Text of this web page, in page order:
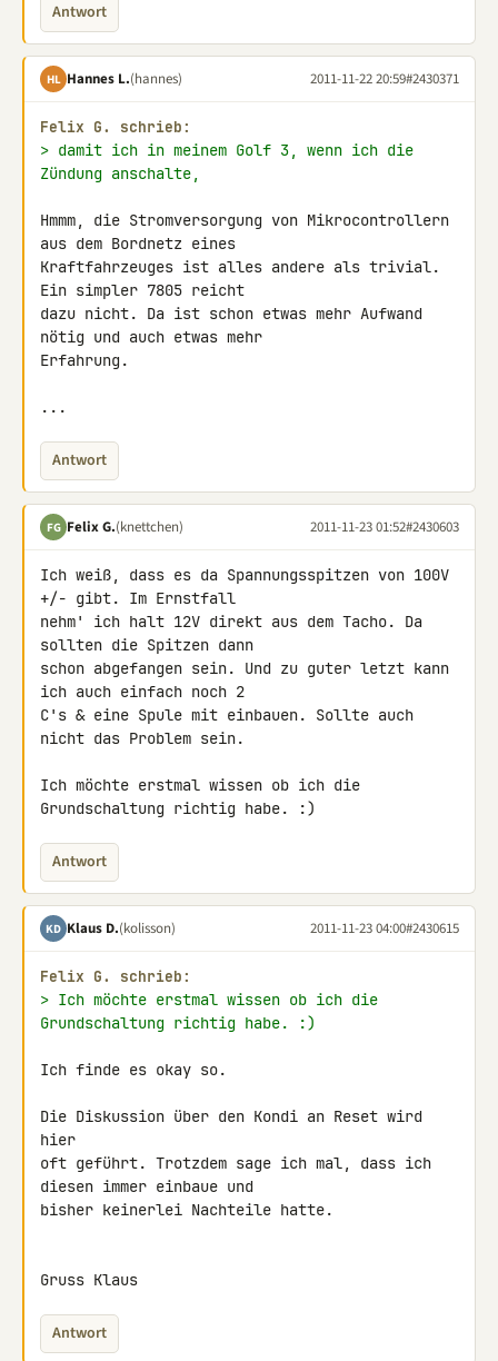
Antwort
HL Hannes L.(hannes) 2011-11-22 20:59#2430371
Felix G. schrieb:
> damit ich in meinem Golf 3, wenn ich die
Zündung anschalte,
Hmmm, die Stromversorgung von Mikrocontrollern
aus dem Bordnetz eines
Kraftfahrzeuges ist alles andere als trivial.
Ein simpler 7805 reicht
dazu nicht. Da ist schon etwas mehr Aufwand
nötig und auch etwas mehr
Erfahrung.
...
Antwort
FG Felix G.(knettchen) 2011-11-23 01:52#2430603
Ich weiß, dass es da Spannungsspitzen von 100V
+/- gibt. Im Ernstfall
nehm' ich halt 12V direkt aus dem Tacho. Da
sollten die Spitzen dann
schon abgefangen sein. Und zu guter letzt kann
ich auch einfach noch 2
C's & eine Spule mit einbauen. Sollte auch
nicht das Problem sein.
Ich möchte erstmal wissen ob ich die
Grundschaltung richtig habe. :)
Antwort
KD Klaus D.(kolisson) 2011-11-23 04:00#2430615
Felix G. schrieb:
> Ich möchte erstmal wissen ob ich die
Grundschaltung richtig habe. :)
Ich finde es okay so.
Die Diskussion über den Kondi an Reset wird
hier
oft geführt. Trotzdem sage ich mal, dass ich
diesen immer einbaue und
bisher keinerlei Nachteile hatte.
Gruss Klaus
Antwort